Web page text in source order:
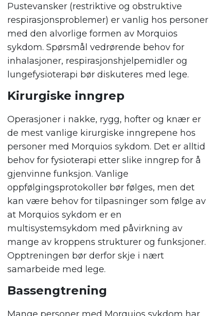
Pustevansker (restriktive og obstruktive
respirasjonsproblemer) er vanlig hos personer
med den alvorlige formen av Morquios
sykdom. Spørsmål vedrørende behov for
inhalasjoner, respirasjonshjelpemidler og
lungefysioterapi bør diskuteres med lege.
Kirurgiske inngrep
Operasjoner i nakke, rygg, hofter og knær er
de mest vanlige kirurgiske inngrepene hos
personer med Morquios sykdom. Det er alltid
behov for fysioterapi etter slike inngrep for å
gjenvinne funksjon. Vanlige
oppfølgingsprotokoller bør følges, men det
kan være behov for tilpasninger som følge av
at Morquios sykdom er en
multisystemsykdom med påvirkning av
mange av kroppens strukturer og funksjoner.
Opptreningen bør derfor skje i nært
samarbeide med lege.
Bassengtrening